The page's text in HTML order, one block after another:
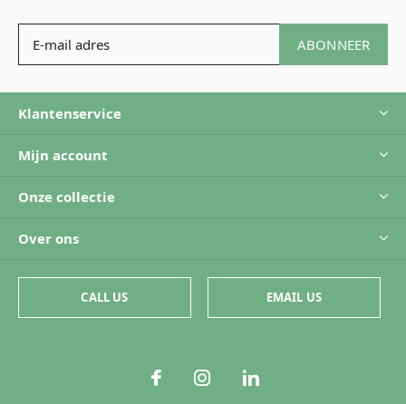
ABONNEER
Klantenservice
Mijn account
Onze collectie
Over ons
CALL US EMAIL US